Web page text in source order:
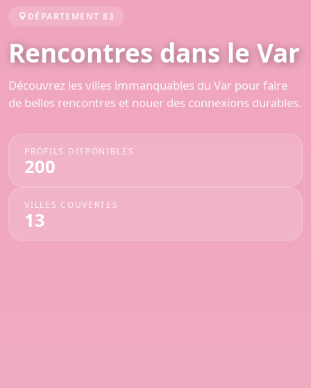
DÉPARTEMENT 83
Rencontres dans le Var
Découvrez les villes immanquables du Var pour faire
de belles rencontres et nouer des connexions durables.
PROFILS DISPONIBLES
200
VILLES COUVERTES
13